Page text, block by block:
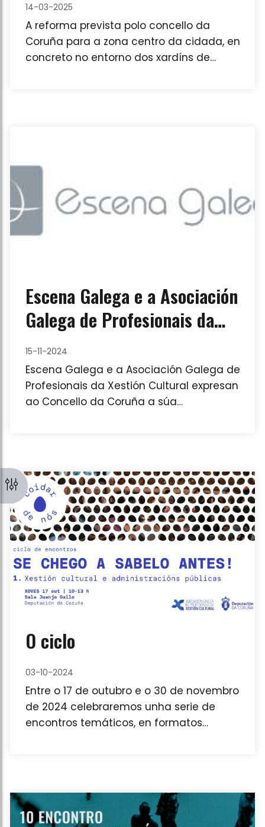
CORUÑA - UBICACIÓN
PREVISTA PARADA BUSES
METROPOLITANOS
14-03-2025
A reforma prevista polo concello da
Coruña para a zona centro da cidada, en
concreto no entorno dos xardíns de
Escena Galega e a Asociación
Galega de Profesionais da
Xestión Cultural expresan ao
Concello da Coruña a súa
preocupación pola selección
de dirección no Centro Ágora
15-11-2024
Escena Galega e a Asociación Galega de
Profesionais da Xestión Cultural expresan
ao Concello da Coruña a súa
O ciclo
03-10-2024
Entre o 17 de outubro e o 30 de novembro
de 2024 celebraremos unha serie de
encontros temáticos, en formatos
xestión cultural e administracións
públicas”. Podes inscribirte de maneira